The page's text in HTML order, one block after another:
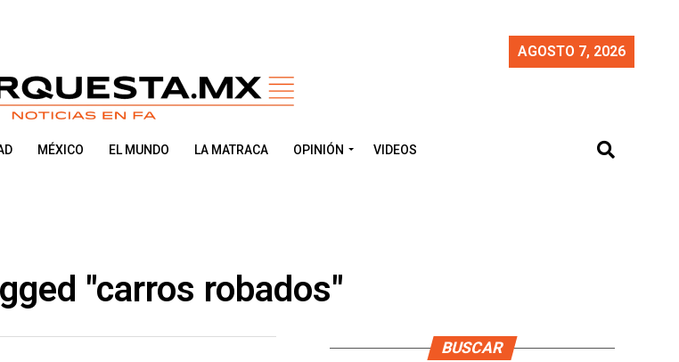
AGOSTO 7, 2026
MÉXICO EL MUNDO LA MATRACA OPINIÓN VIDEOS
"carros robados"
BUSCAR